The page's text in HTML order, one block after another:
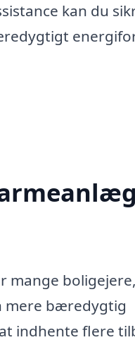
kan du
mange
mere bæredygtig
indhente flere